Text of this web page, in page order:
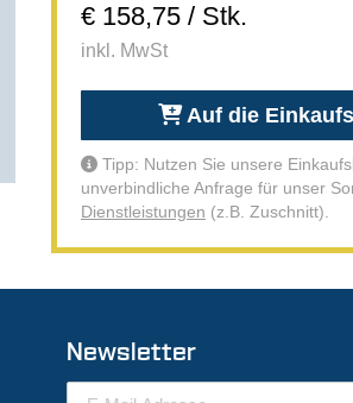
€ 158,75 / Stk.
inkl. MwSt
Auf die
Tipp: Nutzen Sie unsere
unverbindliche Anfrage für unser
Dienstleistungen (z.B. Zuschnitt).
Newsletter